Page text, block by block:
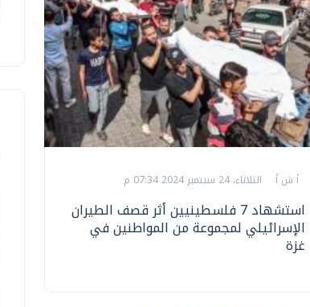
أ ش أ الثلاثاء، 24 سبتمبر 2024 07:34 م
استشهاد 7 فلسطينيين أثر قصف الطيران
الإسرائيلي لمجموعة من المواطنين في
غزة